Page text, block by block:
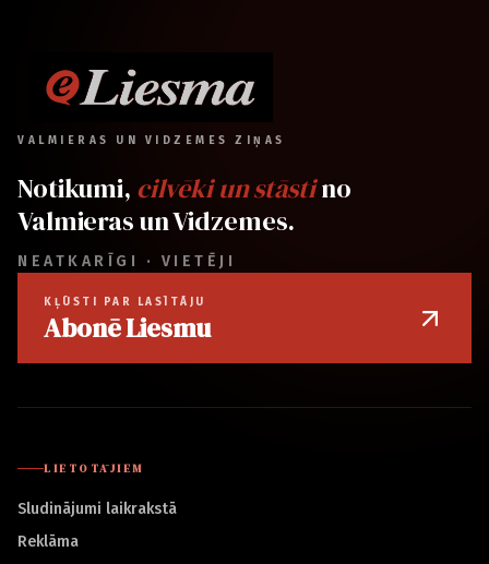
VALMIERAS UN VIDZEMES ZIŅAS
Notikumi, cilvēki un stāstino
Valmieras un Vidzemes.
NEATKARĪGI · VIETĒJI
KĻŪSTI PAR LASĪTĀJU
Abonē Liesmu
LIETOTĀJIEM
Sludinājumi laikrakstā
Reklāma